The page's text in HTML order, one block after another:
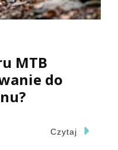
MTB
do
Czytaj